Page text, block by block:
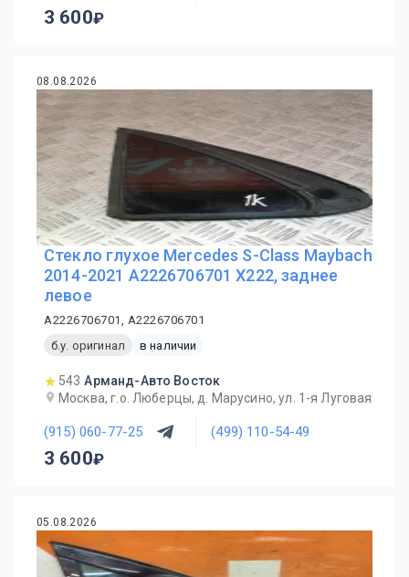
3 600
08.08.2026
Стекло глухое Mercedes S-Class Maybach
2014-2021 A2226706701 X222, заднее
левое
A2226706701, A2226706701
б.у. оригинал
в наличии
543 Арманд-Авто Восток
Москва, г.о. Люберцы, д. Марусино, ул. 1-я Луговая
(915) 060-77-25 (499) 110-54-49
3 600
05.08.2026